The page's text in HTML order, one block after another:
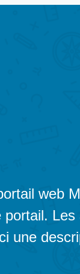
web
une